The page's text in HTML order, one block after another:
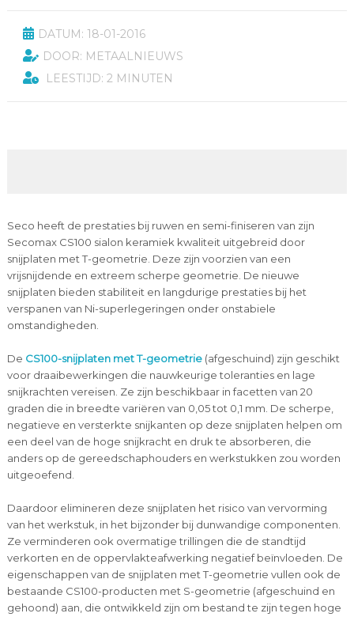
DATUM: 18-01-2016
DOOR: METAALNIEUWS
LEESTIJD: 2 MINUTEN
Seco heeft de prestaties bij ruwen en semi-finiseren van zijn
Secomax CS100 sialon keramiek kwaliteit uitgebreid door
snijplaten met T-geometrie. Deze zijn voorzien van een
vrijsnijdende en extreem scherpe geometrie. De nieuwe
snijplaten bieden stabiliteit en langdurige prestaties bij het
verspanen van Ni-superlegeringen onder onstabiele
omstandigheden.
De CS100-snijplaten met T-geometrie (afgeschuind) zijn geschikt
voor draaibewerkingen die nauwkeurige toleranties en lage
snijkrachten vereisen. Ze zijn beschikbaar in facetten van 20
graden die in breedte variëren van 0,05 tot 0,1 mm. De scherpe,
negatieve en versterkte snijkanten op deze snijplaten helpen om
een deel van de hoge snijkracht en druk te absorberen, die
anders op de gereedschaphouders en werkstukken zou worden
uitgeoefend.
Daardoor elimineren deze snijplaten het risico van vervorming
van het werkstuk, in het bijzonder bij dunwandige componenten.
Ze verminderen ook overmatige trillingen die de standtijd
verkorten en de oppervlakteafwerking negatief beïnvloeden. De
eigenschappen van de snijplaten met T-geometrie vullen ook de
bestaande CS100-producten met S-geometrie (afgeschuind en
gehoond) aan, die ontwikkeld zijn om bestand te zijn tegen hoge